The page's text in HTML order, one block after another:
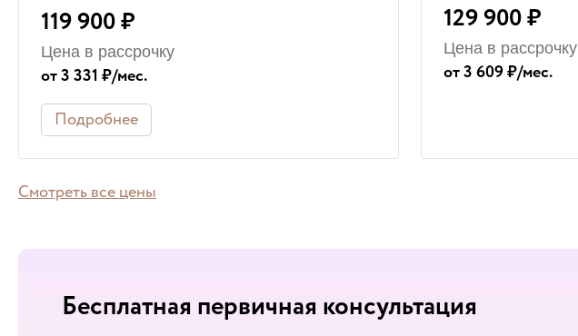
119 900 ₽
Цена в рассрочку
от 3 331 ₽/мес.
Подробнее
129 900 ₽
Цена в рассрочку
от 3 609 ₽/мес.
Смотреть все цены
Бесплатная первичная консультация